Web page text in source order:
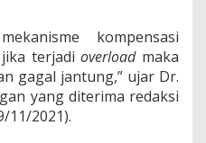
kompensasi
jika terjadioverloadmaka
gagal jantung,” ujar Dr.
yang diterima redaksi
11/2021).